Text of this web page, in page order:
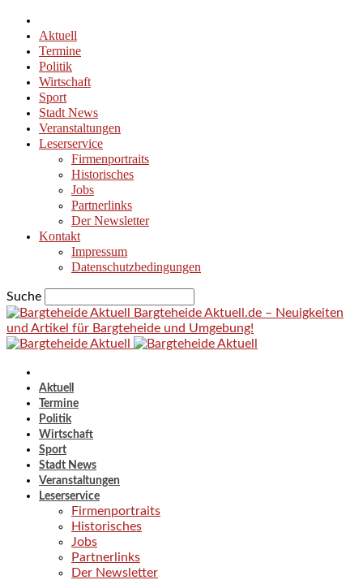
Aktuell
Termine
Politik
Wirtschaft
Sport
Stadt News
Veranstaltungen
Leserservice
Firmenportraits
Historisches
Jobs
Partnerlinks
Der Newsletter
Kontakt
Impressum
Datenschutzbedingungen
Suche
Bargteheide Aktuell.de – Neuigkeiten
und Artikel für Bargteheide und Umgebung!
Aktuell
Termine
Politik
Wirtschaft
Sport
Stadt News
Veranstaltungen
Leserservice
Firmenportraits
Historisches
Jobs
Partnerlinks
Der Newsletter